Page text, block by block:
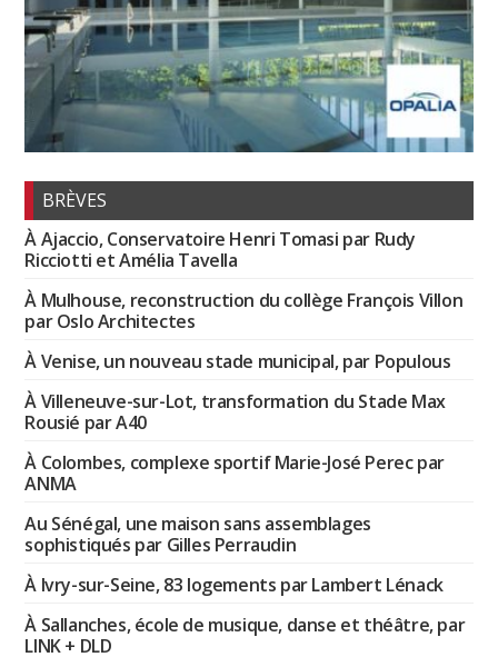
BRÈVES
À Ajaccio, Conservatoire Henri Tomasi par Rudy
Ricciotti et Amélia Tavella
À Mulhouse, reconstruction du collège François Villon
par Oslo Architectes
À Venise, un nouveau stade municipal, par Populous
À Villeneuve-sur-Lot, transformation du Stade Max
Rousié par A40
À Colombes, complexe sportif Marie-José Perec par
ANMA
Au Sénégal, une maison sans assemblages
sophistiqués par Gilles Perraudin
À Ivry-sur-Seine, 83 logements par Lambert Lénack
À Sallanches, école de musique, danse et théâtre, par
LINK + DLD